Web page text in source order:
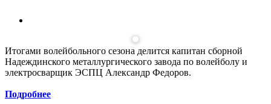
Итогами волейбольного сезона делится капитан сборной
Надеждинского металлургического завода по волейболу и
электросварщик ЭСПЦ Александр Федоров.
Подробнее